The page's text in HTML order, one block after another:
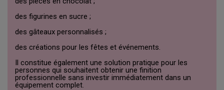
des figurines en sucre ;
des gâteaux personnalisés ;
des créations pour les fêtes et événements.
Il constitue également une solution pratique pour les
personnes qui souhaitent obtenir une finition
professionnelle sans investir immédiatement dans un
équipement complet.